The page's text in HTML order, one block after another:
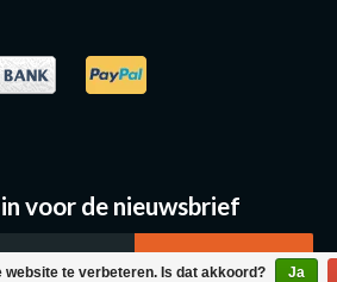
website te verbeteren. Is dat akkoord? Ja
voor de nieuwsbrief